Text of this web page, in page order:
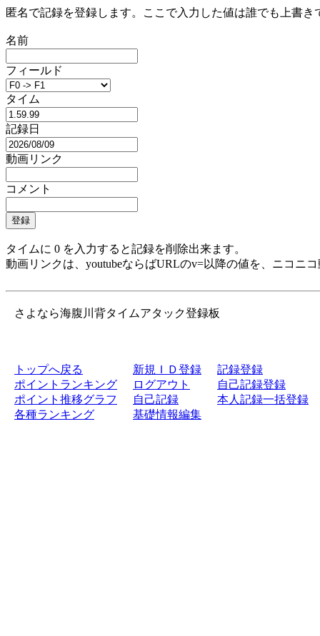
匿名で記録を登録します。ここで入力した値は誰でも上書き
名前
フィールド
タイム
記録日
動画リンク
コメント
タイムに 0 を入力すると記録を削除出来ます。
動画リンクは、youtubeならばURLのv=以降の値を、ニコニ
さよなら海腹川背タイムアタック登録板
トップへ戻る
ポイントランキング
ポイント推移グラフ
各種ランキング
新規ＩＤ登録
ログアウト
自己記録
基礎情報編集
記録登録
自己記録登録
本人記録一括登録